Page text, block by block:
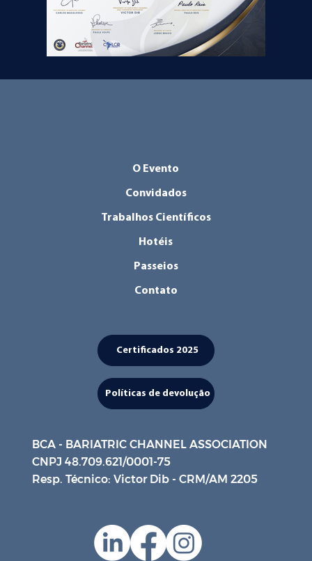
O Evento
Convidados
Trabalhos Científicos
Hotéis
Passeios
Contato
Políticas de devolução
Certificados 2025
BCA - BARIATRIC CHANNEL ASSOCIATION
CNPJ 48.709.621/0001-75
Resp. Técnico: Victor Dib - CRM/AM 2205